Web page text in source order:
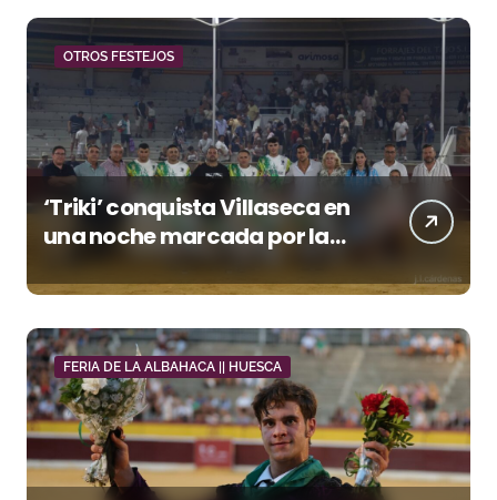
OTROS FESTEJOS
‘Triki’ conquista Villaseca en
una noche marcada por la
dureza de Monteviejo
FERIA DE LA ALBAHACA || HUESCA